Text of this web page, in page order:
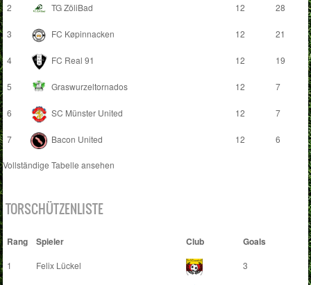
2 TG ZöliBad 12 28
3 FC Køpinnacken 12 21
4 FC Real 91 12 19
5 Graswurzeltornados 12 7
6 SC Münster United 12 7
7 Bacon United 12 6
Vollständige Tabelle ansehen
TORSCHÜTZENLISTE
Rang Spieler Club Goals
1 Felix Lückel 3